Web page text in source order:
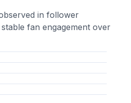
in follower
fan engagement over